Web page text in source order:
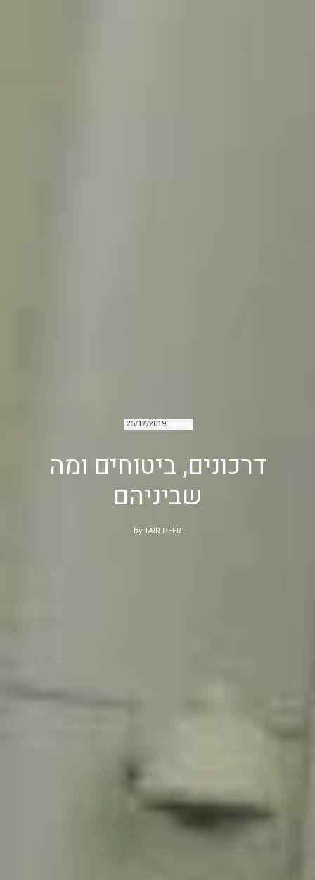
25/12/2019
דרכונים, ביטוחים ומה
שביניהם
byTAIR PEER